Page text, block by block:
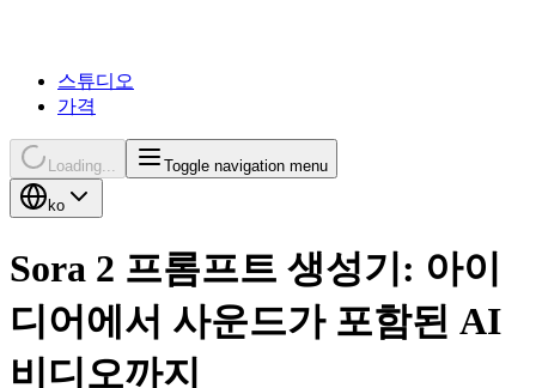
스튜디오
가격
Loading... Toggle navigation menu
ko
Sora 2 프롬프트 생성기: 아이
디어에서 사운드가 포함된 AI
비디오까지